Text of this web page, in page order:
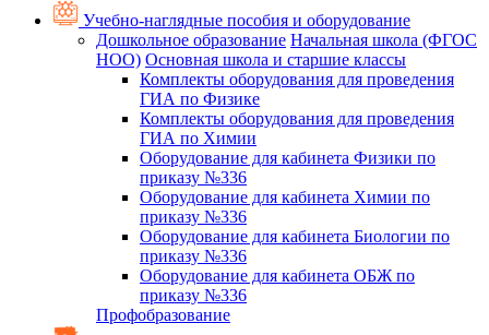
Учебно-наглядные пособия и оборудование
Дошкольное образование Начальная школа (ФГОС
НОО) Основная школа и старшие классы
Комплекты оборудования для проведения
ГИА по Физике
Комплекты оборудования для проведения
ГИА по Химии
Оборудование для кабинета Физики по
приказу №336
Оборудование для кабинета Химии по
приказу №336
Оборудование для кабинета Биологии по
приказу №336
Оборудование для кабинета ОБЖ по
приказу №336
Профобразование